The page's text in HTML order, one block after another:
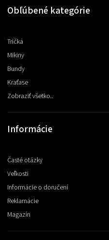
Obľúbené kategórie
Tričká
Mikiny
Bundy
Kraťase
Zobraziť všetko..
Informácie
Časté otázky
Veľkosti
Informácie o doručení
Reklamácie
Magazín